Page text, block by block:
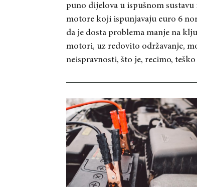
puno dijelova u ispušnom
motore koji ispunjavaju euro 6
da je dosta problema manje na
motori, uz redovito održavanje,
neispravnosti, što je, recimo,